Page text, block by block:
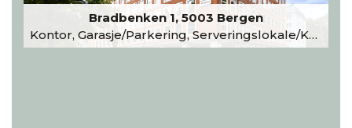
Bradbenken 1, 5003 Bergen
Kontor, Garasje/Parkering, Serveringslokale/Kantine, Undervisning/Arrangement